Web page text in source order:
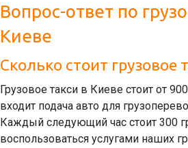
Вопрос-ответ по
Киеве
Сколько стоит грузовое
Грузовое такси в Киеве стоит от
входит подача авто для
Каждый следующий час стоит 300
воспользоваться услугами наших